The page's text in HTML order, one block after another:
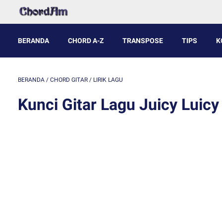
BERANDA CHORD A-Z TRANSPOSE TIPS
BERANDA / CHORD GITAR / LIRIK LAGU
Kunci Gitar Lagu Juicy